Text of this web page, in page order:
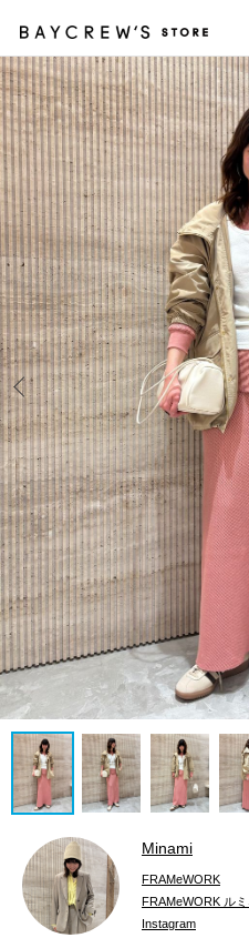
Prev
Minami
FRAMeWORK
FRAMeWORK ル
Instagram